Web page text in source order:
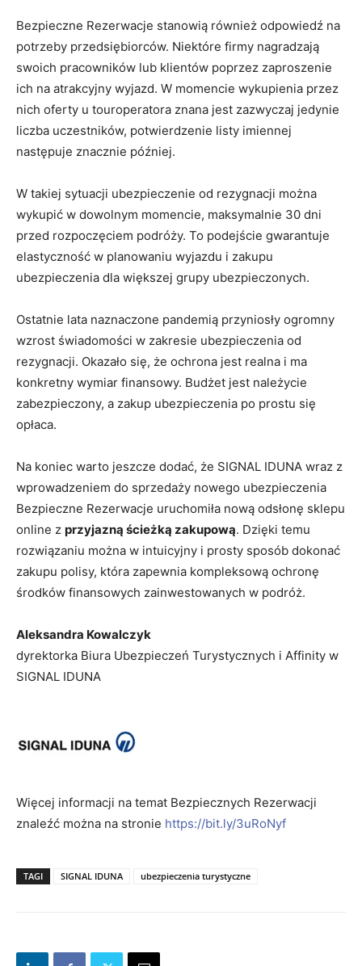
Bezpieczne Rezerwacje stanowią również odpowiedź na
potrzeby przedsiębiorców. Niektóre firmy nagradzają
swoich pracowników lub klientów poprzez zaproszenie
ich na atrakcyjny wyjazd. W momencie wykupienia przez
nich oferty u touroperatora znana jest zazwyczaj jedynie
liczba uczestników, potwierdzenie listy imiennej
następuje znacznie później.
W takiej sytuacji ubezpieczenie od rezygnacji można
wykupić w dowolnym momencie, maksymalnie 30 dni
przed rozpoczęciem podróży. To podejście gwarantuje
elastyczność w planowaniu wyjazdu i zakupu
ubezpieczenia dla większej grupy ubezpieczonych.
Ostatnie lata naznaczone pandemią przyniosły ogromny
wzrost świadomości w zakresie ubezpieczenia od
rezygnacji. Okazało się, że ochrona jest realna i ma
konkretny wymiar finansowy. Budżet jest należycie
zabezpieczony, a zakup ubezpieczenia po prostu się
opłaca.
Na koniec warto jeszcze dodać, że SIGNAL IDUNA wraz z
wprowadzeniem do sprzedaży nowego ubezpieczenia
Bezpieczne Rezerwacje uruchomiła nową odsłonę sklepu
online z przyjazną ścieżką zakupową. Dzięki temu
rozwiązaniu można w intuicyjny i prosty sposób dokonać
zakupu polisy, która zapewnia kompleksową ochronę
środków finansowych zainwestowanych w podróż.
Aleksandra Kowalczyk
dyrektorka Biura Ubezpieczeń Turystycznych i Affinity w
SIGNAL IDUNA
Więcej informacji na temat Bezpiecznych Rezerwacji
znaleźć można na stronie https://bit.ly/3uRoNyf
TAGI SIGNAL IDUNA ubezpieczenia turystyczne
ubezpieczeniach
Podcasty
Zaakceptuj Warunki
korzystaniaorazPolityka
prywatności
Zapisz